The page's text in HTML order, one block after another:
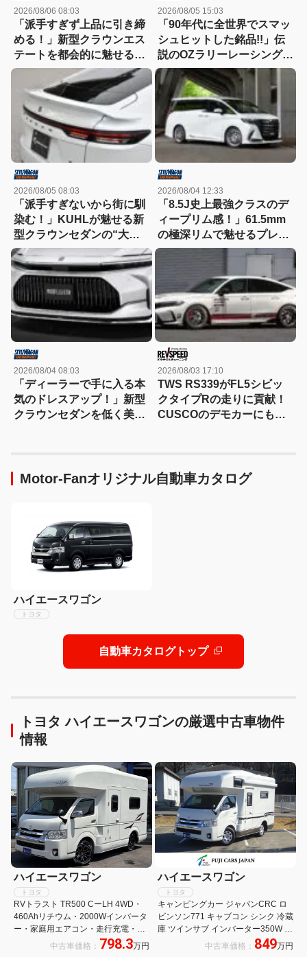
2026/08/06 08:03
「派手すぎず上品に引き締
める！」新型クラウンエス
テートを都会的に魅せる、
モデリスタのディーラーで
買える流麗スタイル
2026/08/05 15:03
「90年代に全世界でスマッ
シュヒットした銘品!!」伝
説のOZラリーレーシングを
今だからこそ狙いたい！
2026/08/05 08:03
「派手すぎないから街に馴
染む！」KUHLが魅せる新
型クラウンセダンの“大人
な”薄型フラップエアロ
2026/08/04 12:33
「8.5J史上最強クラスのデ
ィープリム感！」61.5mm
の極深リムで魅せるプレシ
ャスAST-M5の衝撃
2026/08/04 08:03
「ディーラーで手に入る本
気のドレスアップ！」新型
クラウンセダンを低く美し
2026/08/03 17:10
TWS RS339がFL5シビッ
クタイプRの走りに貢献！
CUSCOのデモカーにも装
Motor-Fanオリジナル自動車カタログ
ハイエースワゴン
トヨタ
自動車カタログトップ
トヨタ ハイエースワゴンの厳選中古車物件
情報
ハイエースワゴン
トヨタ
RVトラスト TR500 CーLH 4WD・
460Ahリチウム・2000Wインバータ
ー・家庭用エアコン・走行充電・外
部充電・シンク・レンジ・45L冷蔵
中古車価格： 798.3万円
ハイエースワゴン
トヨタ
キャンピングカー ジャパンCRC ロ
ビンソン771 キャブコン シンク 冷蔵
庫 ツインサブ インバーター350W べ
バスト製FFヒーター 液晶テレビ マ
中古車価格： 849万円